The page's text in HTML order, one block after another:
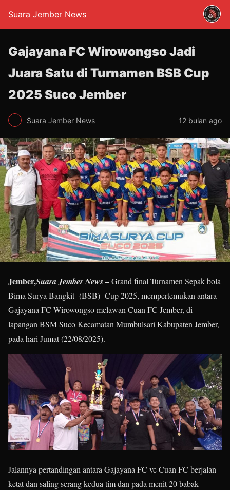
Suara Jember News
Gajayana FC Wirowongso Jadi
Juara Satu di Turnamen BSB Cup
2025 Suco Jember
Suara Jember News 12 bulan ago
Jember,Suara Jember News–Grand final Turnamen Sepak bola
Bima Surya Bangkit (BSB) Cup 2025, mempertemukan antara
Gajayana FC Wirowongso melawan Cuan FC Jember, di
lapangan BSM Suco Kecamatan Mumbulsari Kabupaten Jember,
pada hari Jumat (22/08/2025).
Jalannya pertandingan antara Gajayana FC vc Cuan FC berjalan
ketat dan saling serang kedua tim dan pada menit 20 babak